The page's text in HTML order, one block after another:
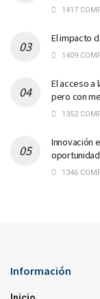
1417
El impacto
1409
El acceso a
pero con
1352
Innovación
1346
Información